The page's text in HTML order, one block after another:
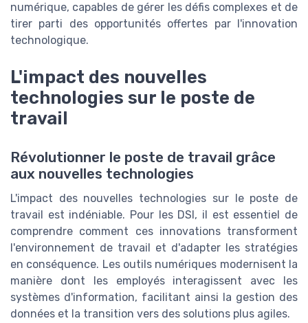
numérique, capables de gérer les défis complexes et de
tirer parti des opportunités offertes par l'innovation
technologique.
L'impact des nouvelles
technologies sur le poste de
travail
Révolutionner le poste de travail grâce
aux nouvelles technologies
L'impact des nouvelles technologies sur le poste de
travail est indéniable. Pour les DSI, il est essentiel de
comprendre comment ces innovations transforment
l'environnement de travail et d'adapter les stratégies
en conséquence. Les outils numériques modernisent la
manière dont les employés interagissent avec les
systèmes d'information, facilitant ainsi la gestion des
données et la transition vers des solutions plus agiles.